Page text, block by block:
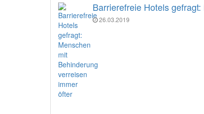
Barrierefreie Hotels
26.03.2019